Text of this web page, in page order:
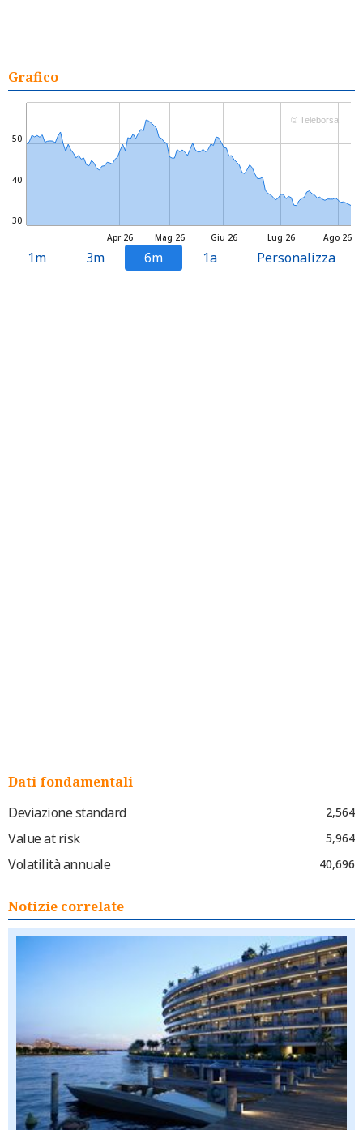
Grafico
Mag 26 Lug 26
Apr 26 Giu 26 Ago 26
30
40
50
© Teleborsa
1m 3m 6m 1a Personalizza
Dati fondamentali
Deviazione standard
2,564
Value at risk 5,964
Volatilità annuale 40,696
Notizie correlate